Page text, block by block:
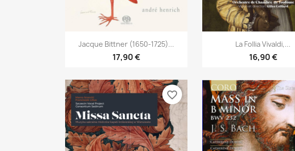
 Aperçu rapide
Jacque Bittner (1650-1725)...
17,90 €
Aperçu rapide
La Follia Vivaldi,...
16,90 €
favorite_border